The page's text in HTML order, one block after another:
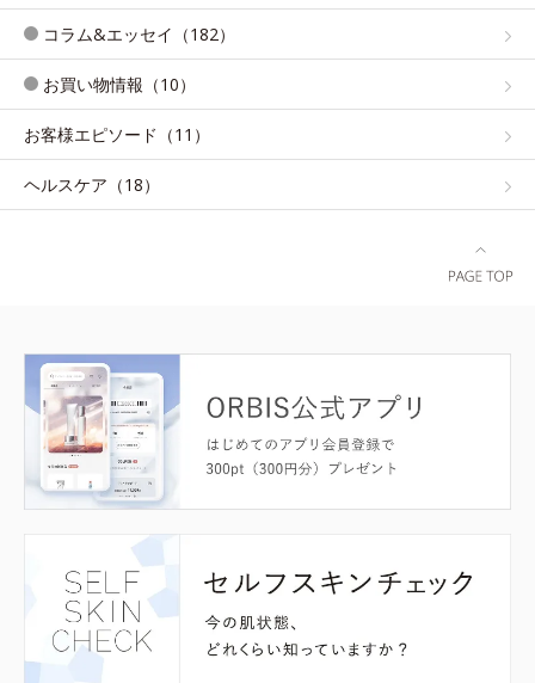
コラム&エッセイ（182）
お買い物情報（10）
お客様エピソード（11）
ヘルスケア（18）